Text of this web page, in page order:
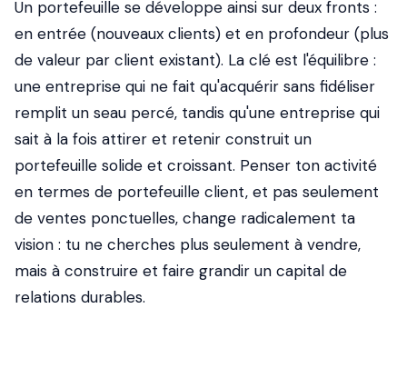
Un portefeuille se développe ainsi sur deux fronts :
en entrée (nouveaux clients) et en profondeur (plus
de valeur par client existant). La clé est l'équilibre :
une entreprise qui ne fait qu'acquérir sans fidéliser
remplit un seau percé, tandis qu'une entreprise qui
sait à la fois attirer et retenir construit un
portefeuille solide et croissant. Penser ton activité
en termes de portefeuille client, et pas seulement
de ventes ponctuelles, change radicalement ta
vision : tu ne cherches plus seulement à vendre,
mais à construire et faire grandir un capital de
relations durables.